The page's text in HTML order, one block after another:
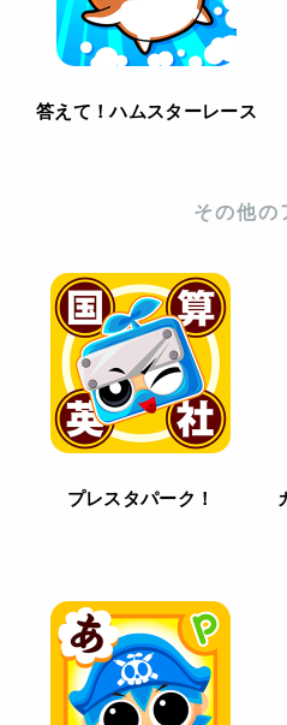
答えて！ハムスターレース
その他の
プレスタパーク！